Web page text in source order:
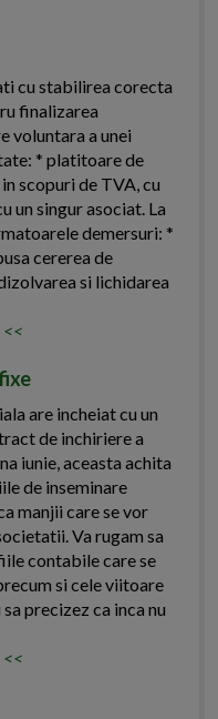
cu stabilirea corecta
finalizarea
voluntara a unei
* platitoare de
scopuri de TVA, cu
un singur asociat. La
demersuri: *
cererea de
si lichidarea
<<
are incheiat cu un
de inchiriere a
iunie, aceasta achita
de inseminare
manjii care se vor
Va rugam sa
contabile care se
si cele viitoare
precizez ca inca nu
<<